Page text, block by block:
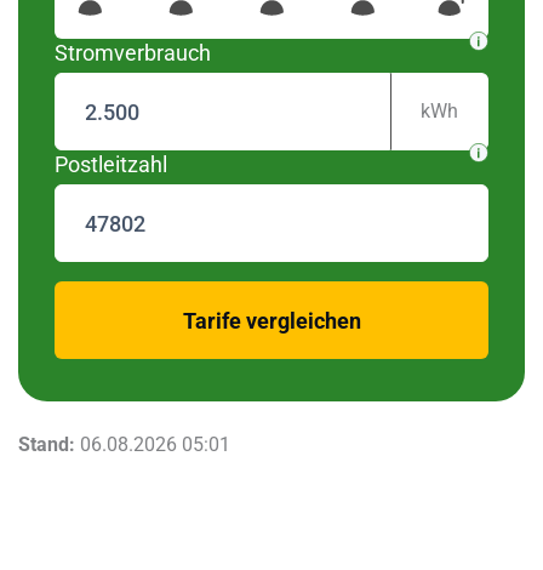
Stromverbrauch
kWh
Postleitzahl
Tarife vergleichen
gefunden
Stand: 06.08.2026 05:01